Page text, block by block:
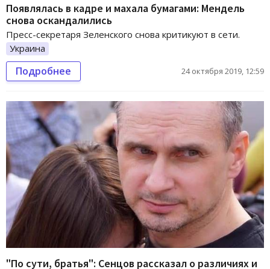
Появлялась в кадре и махала бумагами: Мендель
снова оскандалились
Пресс-секретаря Зеленского снова критикуют в сети.
Украина
Подробнее 24 октября 2019, 12:59
"По сути, братья": Сенцов рассказал о различиях и